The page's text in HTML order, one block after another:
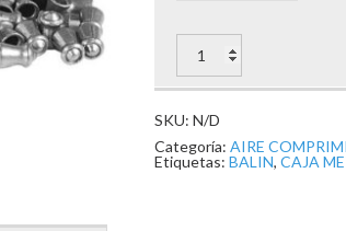
GAMO
EXPANDER
cantidad
SKU: N/D
Categoría: AIRE
Etiquetas: BALIN, CAJA